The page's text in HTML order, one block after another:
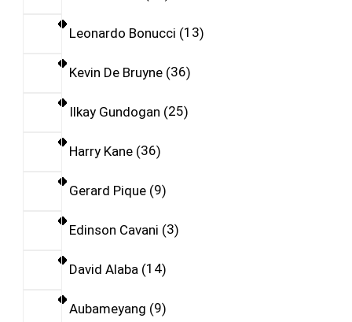
Leonardo Bonucci 13
Kevin De Bruyne 36
Ilkay Gundogan 25
Harry Kane 36
Gerard Pique 9
Edinson Cavani 3
David Alaba 14
Aubameyang 9